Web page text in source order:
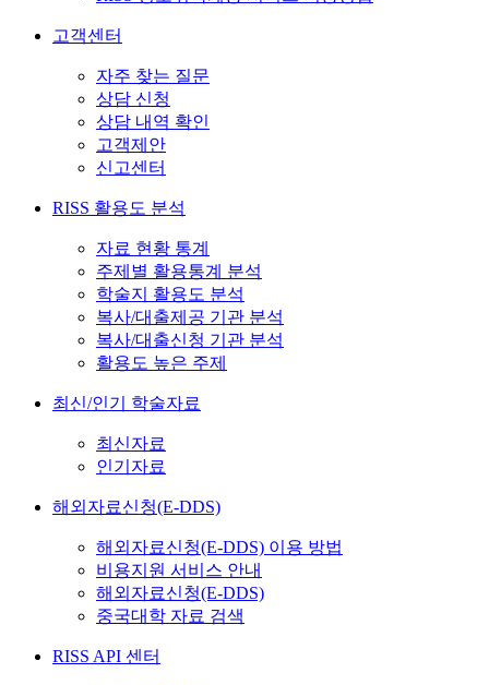
고객센터
자주 찾는 질문
상담 신청
상담 내역 확인
고객제안
신고센터
RISS 활용도 분석
자료 현황 통계
주제별 활용통계 분석
학술지 활용도 분석
복사/대출제공 기관 분석
복사/대출신청 기관 분석
활용도 높은 주제
최신/인기 학술자료
최신자료
인기자료
해외자료신청(E-DDS)
해외자료신청(E-DDS) 이용 방법
비용지원 서비스 안내
해외자료신청(E-DDS)
중국대학 자료 검색
RISS API 센터